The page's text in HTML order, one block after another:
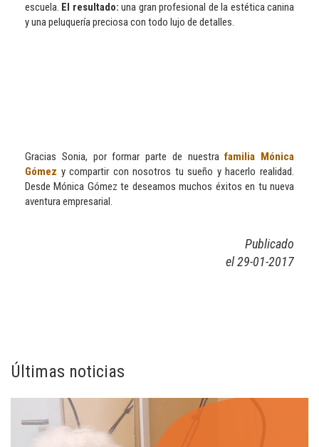
escuela. El resultado: una gran profesional de la estética canina
y una peluquería preciosa con todo lujo de detalles.
Gracias Sonia, por formar parte de nuestrafamilia Mónica
Gómez y compartir con nosotros tu sueño y hacerlo realidad.
Desde Mónica Gómez te deseamos muchos éxitos en tu nueva
aventura empresarial.
Publicado
el 29-01-2017
Últimas noticias